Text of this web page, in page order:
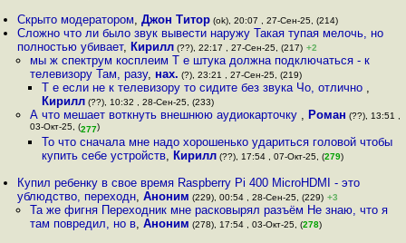
Скрыто модератором,Джон Титор (ok), 20:07 , 27-Сен-25, (214)
Сложно что ли было звук вывести наружу Такая тупая мелочь, но
полностью убивает, Кирилл (??), 22:17 , 27-Сен-25, (217) +2
мы ж спектрум косплеим Т е штука должна подключаться - к
телевизору Там, разу, нах. (?), 23:21 , 27-Сен-25, (219)
Т е если не к телевизору то сидите без звука Чо, отлично ,
Кирилл(??), 10:32 , 28-Сен-25, (233)
А что мешает воткнуть внешнюю аудиокарточку , Роман (??), 13:51 ,
03-Окт-25, (277)
То что сначала мне надо хорошенько удариться головой чтобы
купить себе устройств, Кирилл(??), 17:54 , 07-Окт-25, (279)
Купил ребенку в свое время Raspberry Pi 400 MicroHDMI - это
yблюдство, переходн,Аноним (229), 00:54 , 28-Сен-25, (229) +3
Та же фигня Переходник мне расковырял разъём Не знаю, что я
там повредил, но в, Аноним (278), 17:54 , 03-Окт-25, (278)